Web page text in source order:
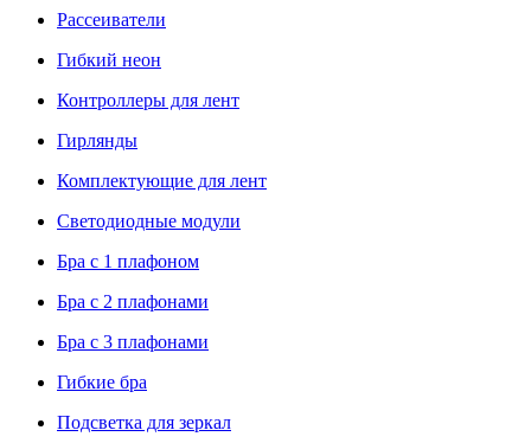
Рассеиватели
Гибкий неон
Контроллеры для лент
Гирлянды
Комплектующие для лент
Светодиодные модули
Бра с 1 плафоном
Бра с 2 плафонами
Бра с 3 плафонами
Гибкие бра
Подсветка для зеркал